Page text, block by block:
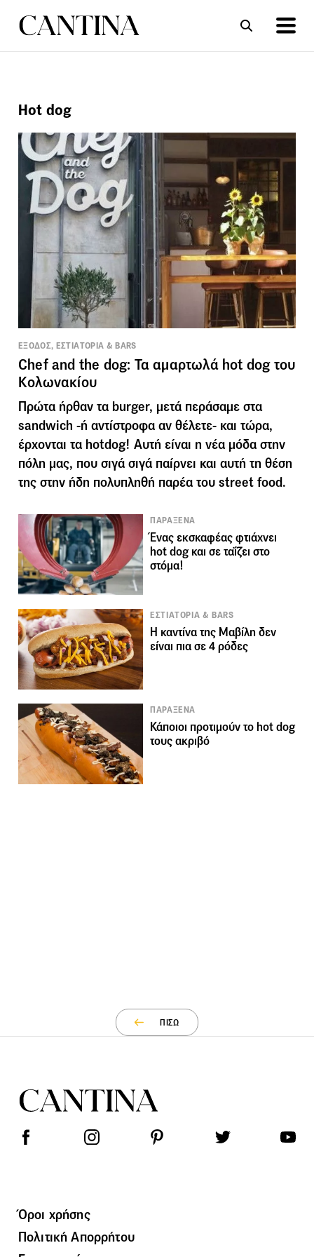
Hot dog
ΕΞΟΔΟΣ, ΕΣΤΙΑΤΟΡΙΑ & BARS
Chef and the dog: Τα αμαρτωλά hot dog του
Κολωνακίου
Πρώτα ήρθαν τα burger, μετά περάσαμε στα
sandwich -ή αντίστροφα αν θέλετε- και τώρα,
έρχονται τα hotdog! Αυτή είναι η νέα μόδα στην
πόλη μας, που σιγά σιγά παίρνει και αυτή τη θέση
της στην ήδη πολυπληθή παρέα του street food.
ΠΑΡΑΞΕΝΑ
Ένας εκσκαφέας φτιάχνει
hot dog και σε ταΐζει στο
στόμα!
ΕΣΤΙΑΤΟΡΙΑ & BARS
Η καντίνα της Μαβίλη δεν
είναι πια σε 4 ρόδες
ΠΑΡΑΞΕΝΑ
Κάποιοι προτιμούν το hot dog
τους ακριβό
ΠΙΣΩ
Όροι χρήσης
Πολιτική Απορρήτου